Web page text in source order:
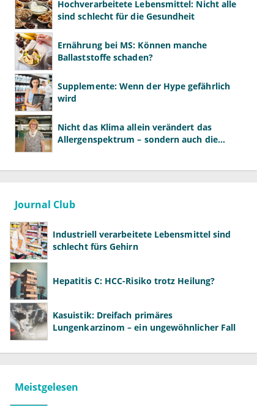
Hochverarbeitete Lebensmittel: Nicht alle
sind schlecht für die Gesundheit
Ernährung bei MS: Können manche
Ballaststoffe schaden?
Supplemente: Wenn der Hype gefährlich
wird
Nicht das Klima allein verändert das
Allergenspektrum – sondern auch die
Journal Club
Industriell verarbeitete Lebensmittel sind
schlecht fürs Gehirn
Hepatitis C: HCC-Risiko trotz Heilung?
Kasuistik: Dreifach primäres
Lungenkarzinom – ein ungewöhnlicher Fall
Meistgelesen